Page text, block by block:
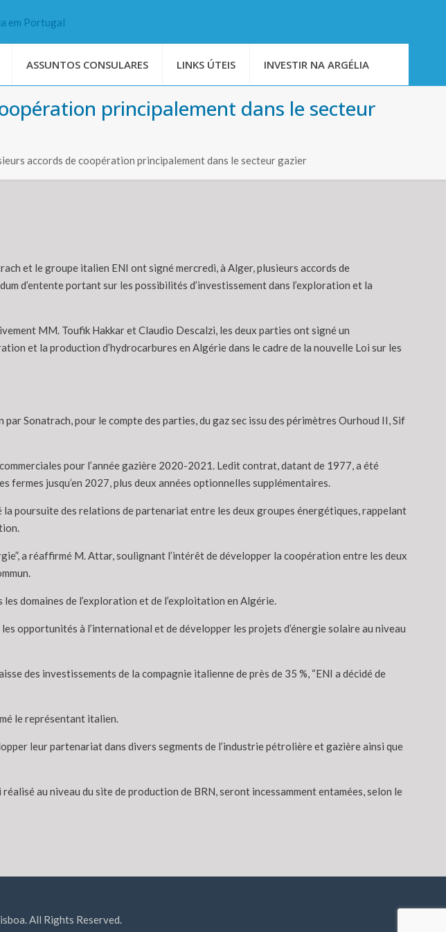
ASSUNTOS CONSULARES LINKS ÚTEIS INVESTIR NA ARGÉLIA
principalement dans le secteur
accords de coopération principalement dans le secteur gazier
et le groupe italien ENI ont signé mercredi, à Alger, plusieurs accords de
d’entente portant sur les possibilités d’investissement dans l’exploration et la
MM. Toufik Hakkar et Claudio Descalzi, les deux parties ont signé un
et la production d’hydrocarbures en Algérie dans le cadre de la nouvelle Loi sur les
Sonatrach, pour le compte des parties, du gaz sec issu des périmètres Ourhoud II, Sif
pour l’année gazière 2020-2021. Ledit contrat, datant de 1977, a été
fermes jusqu’en 2027, plus deux années optionnelles supplémentaires.
la poursuite des relations de partenariat entre les deux groupes énergétiques, rappelant
a réaffirmé M. Attar, soulignant l’intérêt de développer la coopération entre les deux
domaines de l’exploration et de l’exploitation en Algérie.
opportunités à l’international et de développer les projets d’énergie solaire au niveau
des investissements de la compagnie italienne de près de 35 %, “ENI a décidé de
le représentant italien.
leur partenariat dans divers segments de l’industrie pétrolière et gazière ainsi que
au niveau du site de production de BRN, seront incessamment entamées, selon le
All Rights Reserved.